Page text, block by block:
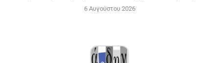
6 Αυγούστου 2026